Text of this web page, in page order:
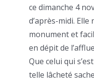
ce dimanche 4
d’après-midi. Elle
monument et
en dépit de
Que celui qui
telle lâcheté